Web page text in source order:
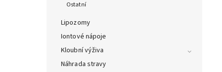
Ostatní
Lipozomy
Iontové nápoje
Kloubní výživa
Náhrada stravy